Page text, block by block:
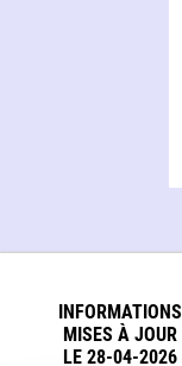
INFORMATIONS
MISES À JOUR
LE 28-04-2026